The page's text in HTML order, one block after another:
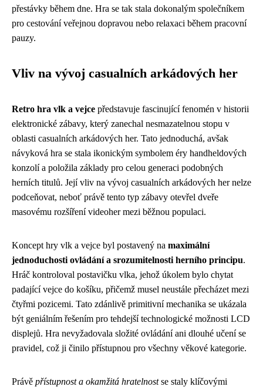
přestávky během dne. Hra se tak stala dokonalým společníkem
pro cestování veřejnou dopravou nebo relaxaci během pracovní
pauzy.
Vliv na vývoj casualních arkádových her
Retro hra vlk a vejce představuje fascinující fenomén v historii
elektronické zábavy, který zanechal nesmazatelnou stopu v
oblasti casualních arkádových her. Tato jednoduchá, avšak
návyková hra se stala ikonickým symbolem éry handheldových
konzolí a položila základy pro celou generaci podobných
herních titulů. Její vliv na vývoj casualních arkádových her nelze
podceňovat, neboť právě tento typ zábavy otevřel dveře
masovému rozšíření videoher mezi běžnou populaci.
Koncept hry vlk a vejce byl postavený na maximální
jednoduchosti ovládání a srozumitelnosti herního principu.
Hráč kontroloval postavičku vlka, jehož úkolem bylo chytat
padající vejce do košíku, přičemž musel neustále přecházet mezi
čtyřmi pozicemi. Tato zdánlivě primitivní mechanika se ukázala
být geniálním řešením pro tehdejší technologické možnosti LCD
displejů. Hra nevyžadovala složité ovládání ani dlouhé učení se
pravidel, což ji činilo přístupnou pro všechny věkové kategorie.
Právě přístupnost a okamžitá hratelnostse staly klíčovými